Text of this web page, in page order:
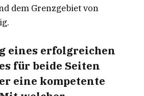
dem Grenzgebiet von
eines erfolgreichen
für beide Seiten
eine kompetente